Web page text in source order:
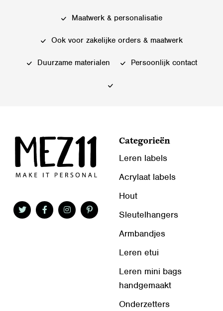
worden
optie
kan
worden
Maatwerk & personalisatie
Ook voor zakelijke orders & maatwerk
Duurzame materialen Persoonlijk contact
Categorieën
Leren labels
Acrylaat labels
Hout
Sleutelhangers
Armbandjes
Leren etui
Leren mini bags
handgemaakt
Onderzetters